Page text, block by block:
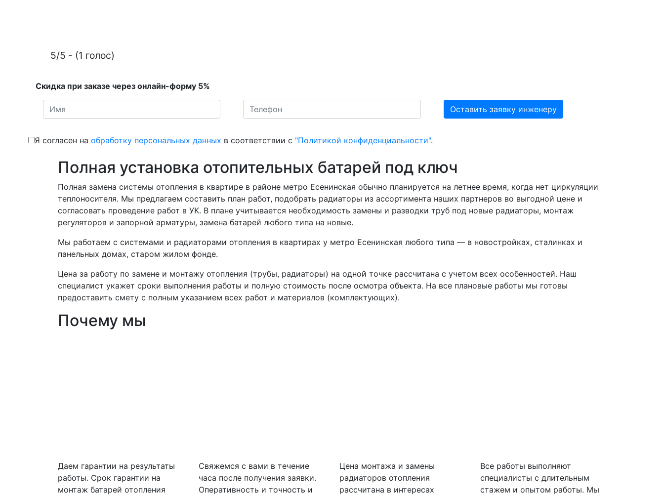
5/5 - (1 голос)
Скидка при заказе через онлайн-форму 5%
Я согласен на обработку персональных данных в соответствии с "Политикой конфиденциальности".
Полная установка отопительных батарей под ключ
Полная замена системы отопления в квартире в районе метро Есенинская обычно планируется на летнее время, когда нет циркуляции
теплоносителя. Мы предлагаем составить план работ, подобрать радиаторы из ассортимента наших партнеров во выгодной цене и
согласовать проведение работ в УК. В плане учитывается необходимость замены и разводки труб под новые радиаторы, монтаж
регуляторов и запорной арматуры, замена батарей любого типа на новые.
Мы работаем с системами и радиаторами отопления в квартирах у метро Есенинская любого типа — в новостройках, сталинках и
панельных домах, старом жилом фонде.
Цена за работу по замене и монтажу отопления (трубы, радиаторы) на одной точке рассчитана с учетом всех особенностей. Наш
специалист укажет сроки выполнения работы и полную стоимость после осмотра объекта. На все плановые работы мы готовы
предоставить смету с полным указанием всех работ и материалов (комплектующих).
Почему мы
Даем гарантии на результаты
работы. Срок гарантии на
монтаж батарей отопления
Свяжемся с вами в течение
часа после получения заявки.
Оперативность и точность и
Цена монтажа и замены
радиаторов отопления
рассчитана в интересах
Все работы выполняют
специалисты с длительным
стажем и опытом работы. Мы